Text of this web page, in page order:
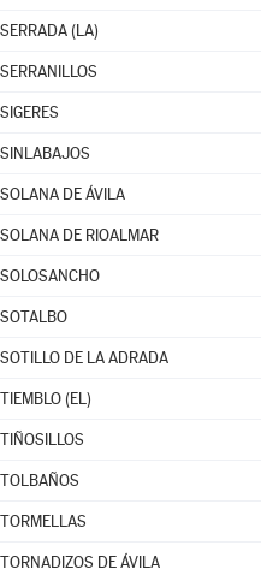
SERRADA (LA)
SERRANILLOS
SIGERES
SINLABAJOS
SOLANA DE ÁVILA
SOLANA DE RIOALMAR
SOLOSANCHO
SOTALBO
SOTILLO DE LA ADRADA
TIEMBLO (EL)
TIÑOSILLOS
TOLBAÑOS
TORMELLAS
TORNADIZOS DE ÁVILA